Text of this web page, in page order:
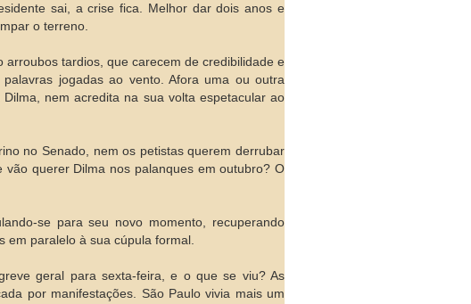
sai, a crise fica. Melhor dar dois anos e
o terreno.
tardios, que carecem de credibilidade e
jogadas ao vento. Afora uma ou outra
nem acredita na sua volta espetacular ao
no Senado, nem os petistas querem derrubar
querer Dilma nos palanques em outubro? O
se para seu novo momento, recuperando
em paralelo à sua cúpula formal.
geral para sexta-feira, e o que se viu? As
por manifestações. São Paulo vivia mais um